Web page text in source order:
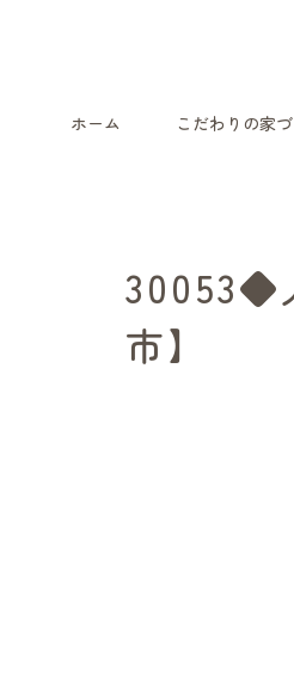
ホーム こだわりの家づ
30053◆
市】